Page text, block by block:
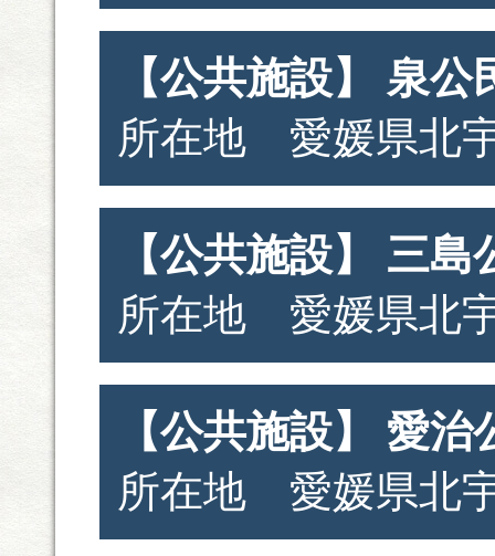
【公共施設】 泉公
所在地 愛媛県北
【公共施設】 三島
所在地 愛媛県北
【公共施設】 愛治
所在地 愛媛県北